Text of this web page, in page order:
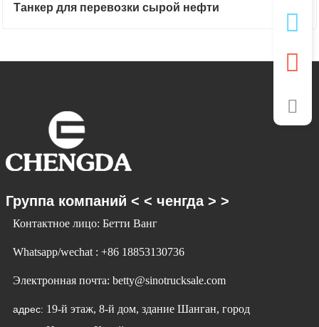
Танкер для перевозки сырой нефти
Группа компаний < < ченгда > >
Контактное лицо: Бетти Ванг
Whatsapp/wechat : +86 18853130736
Электронная почта: betty@sinotrucksale.com
адрес: 19-й этаж, 8-й дом, здание Шанган, город